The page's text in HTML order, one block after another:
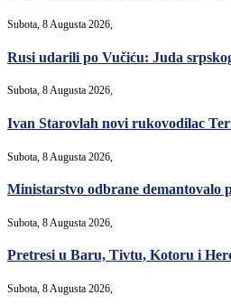
Subota, 8 Augusta 2026,
Rusi udarili po Vučiću: Juda
Subota, 8 Augusta 2026,
Ivan Starovlah novi rukovodilac
Subota, 8 Augusta 2026,
Ministarstvo odbrane demantovalo
Subota, 8 Augusta 2026,
Pretresi u Baru, Tivtu, Kotoru i
Subota, 8 Augusta 2026,